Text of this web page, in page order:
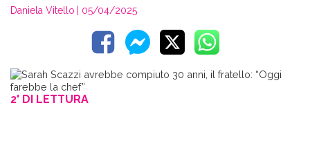
Daniela Vitello | 05/04/2025
2' DI LETTURA